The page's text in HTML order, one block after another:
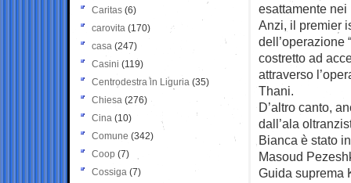
esattamente
Anzi, il premier
dell’operazione
costretto ad
attraverso
Thani.
D’altro canto,
dall’ala
Bianca è stato
Masoud
Guida suprema
Caritas (6)
carovita (170)
casa (247)
Casini (119)
Centrodestra in Liguria (35)
Chiesa (276)
Cina (10)
Comune (342)
Coop (7)
Cossiga (7)